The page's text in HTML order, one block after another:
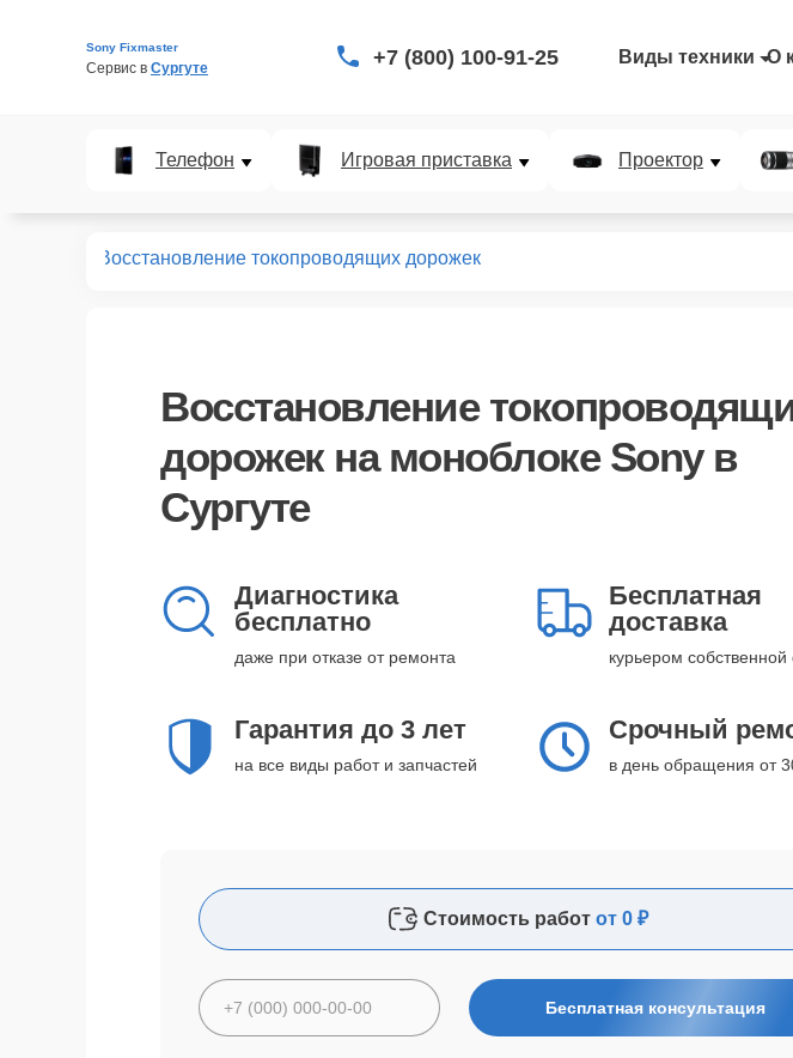
Sony Fixmaster
Сервис в Сургуте +7 (800) 100-91-25 Виды техники О
Телефон Игровая приставка Проектор
Восстановление токопроводящих дорожек
Восстановление
дорожекна моноблоке Sony в
Сургуте
Диагностика
бесплатно
даже при отказе от ремонта
Бесплатная
доставка
курьером
Гарантия до 3 лет
на все виды работ и запчастей
Срочный
в день обращения от
Стоимость работ от 0 ₽
Бесплатная консультация